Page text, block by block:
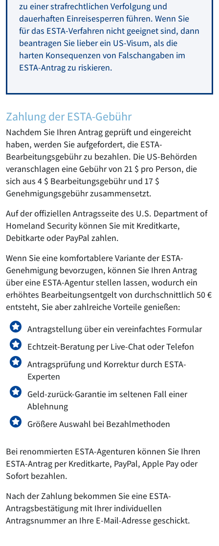
zu einer strafrechtlichen Verfolgung und
dauerhaften Einreisesperren führen. Wenn Sie
für das ESTA-Verfahren nicht geeignet sind, dann
beantragen Sie lieber ein US-Visum, als die
harten Konsequenzen von Falschangaben im
ESTA-Antrag zu riskieren.
Zahlung der ESTA-Gebühr
Nachdem Sie Ihren Antrag geprüft und eingereicht
haben, werden Sie aufgefordert, die ESTA-
Bearbeitungsgebühr zu bezahlen. Die US-Behörden
veranschlagen eine Gebühr von 21 $ pro Person, die
sich aus 4 $ Bearbeitungsgebühr und 17 $
Genehmigungsgebühr zusammensetzt.
Auf der offiziellen Antragsseite des U.S. Department of
Homeland Security können Sie mit Kreditkarte,
Debitkarte oder PayPal zahlen.
Wenn Sie eine komfortablere Variante der ESTA-
Genehmigung bevorzugen, können Sie Ihren Antrag
über eine ESTA-Agentur stellen lassen, wodurch ein
erhöhtes Bearbeitungsentgelt von durchschnittlich 50 €
entsteht, Sie aber zahlreiche Vorteile genießen:
Antragstellung über ein vereinfachtes Formular
Echtzeit-Beratung per Live-Chat oder Telefon
Antragsprüfung und Korrektur durch ESTA-
Experten
Geld-zurück-Garantie im seltenen Fall einer
Ablehnung
Größere Auswahl bei Bezahlmethoden
Bei renommierten ESTA-Agenturen können Sie Ihren
ESTA-Antrag per Kreditkarte, PayPal, Apple Pay oder
Sofort bezahlen.
Nach der Zahlung bekommen Sie eine ESTA-
Antragsbestätigung mit Ihrer individuellen
Antragsnummer an Ihre E-Mail-Adresse geschickt.